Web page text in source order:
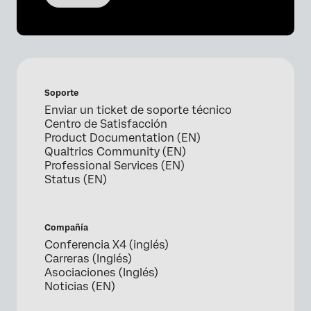
Soporte
Enviar un ticket de soporte técnico
Centro de Satisfacción
Product Documentation (EN)
Qualtrics Community (EN)
Professional Services (EN)
Status (EN)
Compañía
Conferencia X4 (inglés)
Carreras (Inglés)
Asociaciones (Inglés)
Noticias (EN)